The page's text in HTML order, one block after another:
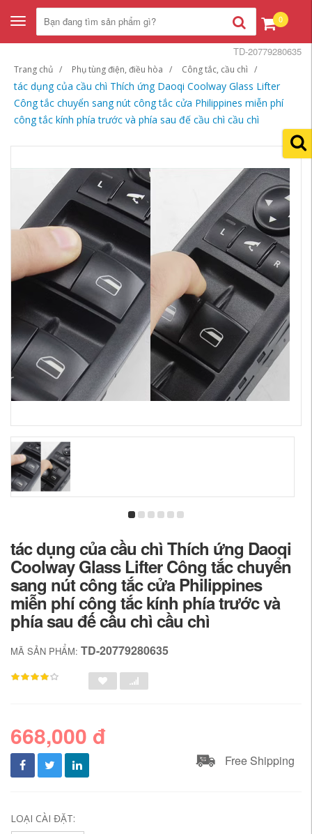
Toggle
navigation
0
Trang chủ Phụ tùng điện, điều hòa Công tắc, cầu chì
tác dụng của cầu chì Thích ứng Daoqi Coolway Glass Lifter
Công tắc chuyển sang nút công tắc cửa Philippines miễn phí
công tắc kính phía trước và phía sau đế cầu chì cầu chì
TD-20779280635
tác dụng của cầu chì Thích ứng Daoqi
Coolway Glass Lifter Công tắc chuyển
sang nút công tắc cửa Philippines
miễn phí công tắc kính phía trước và
phía sau đế cầu chì cầu chì
MÃ SẢN PHẨM: TD-20779280635
668,000 đ
Free Shipping
LOẠI CÀI ĐẶT: